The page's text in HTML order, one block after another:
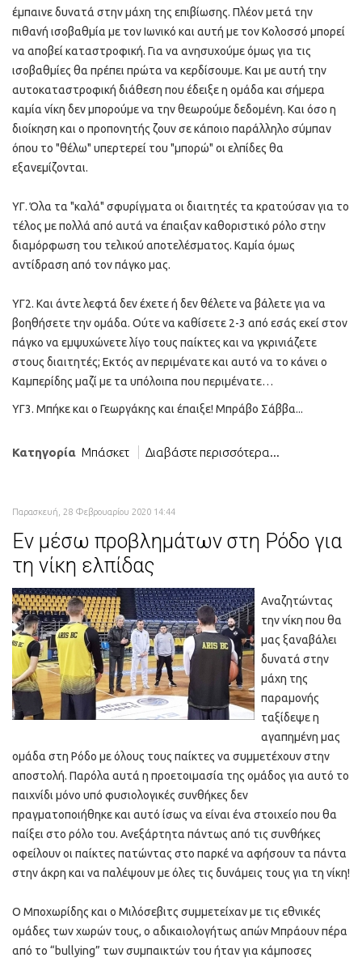
έμπαινε δυνατά στην μάχη της επιβίωσης. Πλέον μετά την
πιθανή ισοβαθμία με τον Ιωνικό και αυτή με τον Κολοσσό μπορεί
να αποβεί καταστροφική. Για να ανησυχούμε όμως για τις
ισοβαθμίες θα πρέπει πρώτα να κερδίσουμε. Και με αυτή την
αυτοκαταστροφική διάθεση που έδειξε η ομάδα και σήμερα
καμία νίκη δεν μπορούμε να την θεωρούμε δεδομένη. Και όσο η
διοίκηση και ο προπονητής ζουν σε κάποιο παράλληλο σύμπαν
όπου το "θέλω" υπερτερεί του "μπορώ" οι ελπίδες θα
εξανεμίζονται.
ΥΓ. Όλα τα "καλά" σφυρίγματα οι διαιτητές τα κρατούσαν για το
τέλος με πολλά από αυτά να έπαιξαν καθοριστικό ρόλο στην
διαμόρφωση του τελικού αποτελέσματος. Καμία όμως
αντίδραση από τον πάγκο μας.
ΥΓ2. Και άντε λεφτά δεν έχετε ή δεν θέλετε να βάλετε για να
βοηθήσετε την ομάδα. Ούτε να καθίσετε 2-3 από εσάς εκεί στον
πάγκο να εμψυχώνετε λίγο τους παίκτες και να γκρινιάζετε
στους διαιτητές; Εκτός αν περιμένατε και αυτό να το κάνει ο
Καμπερίδης μαζί με τα υπόλοιπα που περιμένατε…
ΥΓ3. Μπήκε και ο Γεωργάκης και έπαιξε! Μπράβο Σάββα...
Κατηγορία Μπάσκετ Διαβάστε περισσότερα...
Παρασκευή, 28 Φεβρουαρίου 2020 14:44
Εν μέσω προβλημάτων στη Ρόδο για
τη νίκη ελπίδας
Αναζητώντας
την νίκη που θα
μας ξαναβάλει
δυνατά στην
μάχη της
παραμονής
ταξίδεψε η
αγαπημένη μας
ομάδα στη Ρόδο με όλους τους παίκτες να συμμετέχουν στην
αποστολή. Παρόλα αυτά η προετοιμασία της ομάδος για αυτό το
παιχνίδι μόνο υπό φυσιολογικές συνθήκες δεν
πραγματοποιήθηκε και αυτό ίσως να είναι ένα στοιχείο που θα
παίξει στο ρόλο του. Ανεξάρτητα πάντως από τις συνθήκες
οφείλουν οι παίκτες πατώντας στο παρκέ να αφήσουν τα πάντα
στην άκρη και να παλέψουν με όλες τις δυνάμεις τους για τη νίκη!
Ο Μποχωρίδης και ο Μιλόσεβιτς συμμετείχαν με τις εθνικές
ομάδες των χωρών τους, ο αδικαιολογήτως απών Μπράουν πέρα
από το “bullying” των συμπαικτών του ήταν για κάμποσες